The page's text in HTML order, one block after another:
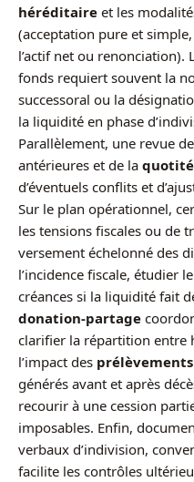
héréditaire et les
(acceptation pure et
l’actif net ou renonciation).
fonds requiert souvent la
successoral ou la
la liquidité en phase
Parallèlement, une revue
antérieures et de la
d’éventuels conflits et
Sur le plan opérationnel,
les tensions fiscales ou de
versement échelonné des
l’incidence fiscale, étudier
créances si la liquidité fait
donation-partage
clarifier la répartition entre
l’impact des
générés avant et après
recourir à une cession
imposables. Enfin,
verbaux d’indivision,
facilite les contrôles